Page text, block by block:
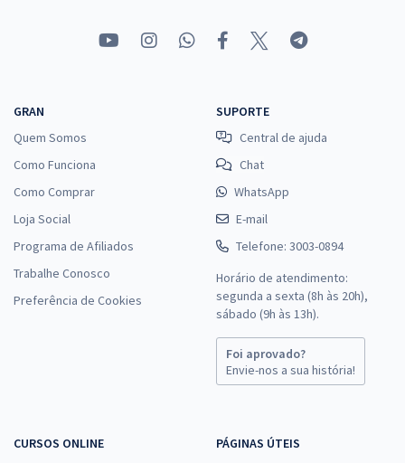
GRAN
Quem Somos
Como Funciona
Como Comprar
Loja Social
Programa de Afiliados
Trabalhe Conosco
Preferência de Cookies
SUPORTE
Central de ajuda
Chat
WhatsApp
E-mail
Telefone: 3003-0894
Horário de atendimento:
segunda a sexta (8h às 20h),
sábado (9h às 13h).
Foi aprovado?
Envie-nos a sua história!
CURSOS ONLINE
PÁGINAS ÚTEIS